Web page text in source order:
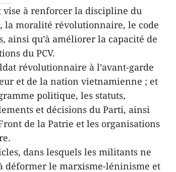
à renforcer la discipline du
la moralité révolutionnaire, le code
ainsi qu’à améliorer la capacité de
du PCV.
révolutionnaire à l’avant-garde
et de la nation vietnamienne ; et
politique, les statuts,
et décisions du Parti, ainsi
de la Patrie et les organisations
dans lesquels les militants ne
déformer le marxisme-léninisme et